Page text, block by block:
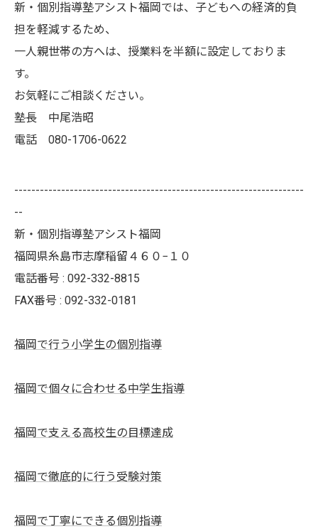
新・個別指導塾アシスト福岡では、子どもへの経済的負
担を軽減するため、
一人親世帯の方へは、授業料を半額に設定しておりま
す。
お気軽にご相談ください。
塾長 中尾浩昭
電話 080-1706-0622
--------------------------------------------------------------------
--
新・個別指導塾アシスト福岡
福岡県糸島市志摩稲留４６０−１０
電話番号 : 092-332-8815
FAX番号 : 092-332-0181
福岡で行う小学生の個別指導
福岡で個々に合わせる中学生指導
福岡で支える高校生の目標達成
福岡で徹底的に行う受験対策
福岡で丁寧にできる個別指導